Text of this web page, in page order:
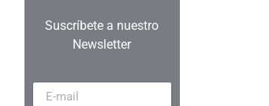
Suscríbete a nuestro
Newsletter